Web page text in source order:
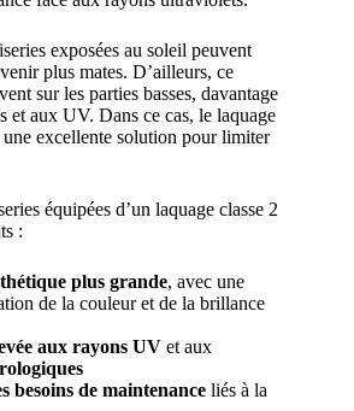
exposées au soleil peuvent
plus mates. D’ailleurs, ce
sur les parties basses, davantage
et aux UV. Dans ce cas, le laquage
excellente solution pour limiter
équipées d’un laquage classe 2
:
plus grande, avec une
de la couleur et de la brillance
aux rayons UV et aux
besoins de maintenance liés à la